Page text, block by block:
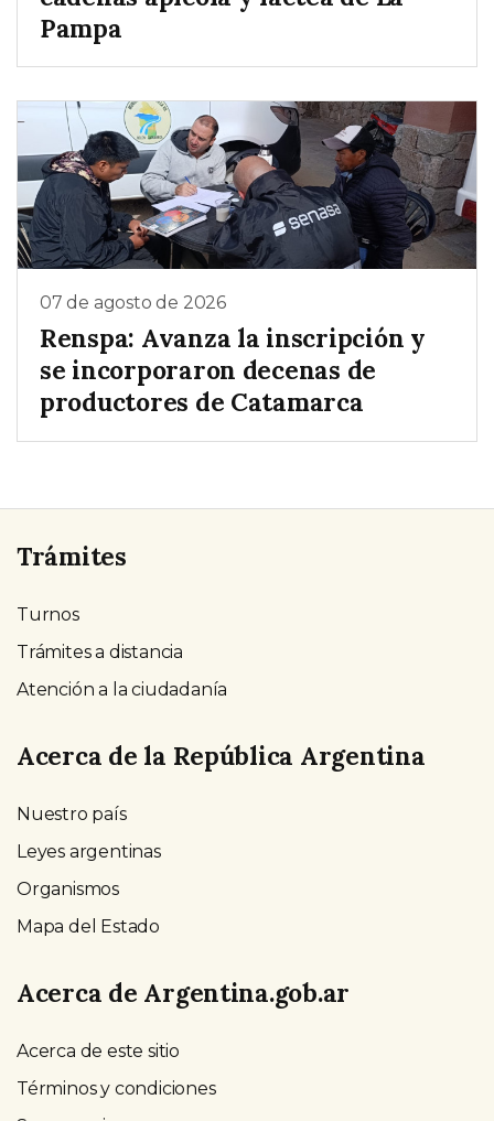
Pampa
07 de agosto de 2026
Renspa: Avanza la inscripción y
se incorporaron decenas de
productores de Catamarca
Trámites
Turnos
Trámites a distancia
Atención a la ciudadanía
Acerca de la República Argentina
Nuestro país
Leyes argentinas
Organismos
Mapa del Estado
Acerca de Argentina.gob.ar
Acerca de este sitio
Términos y condiciones